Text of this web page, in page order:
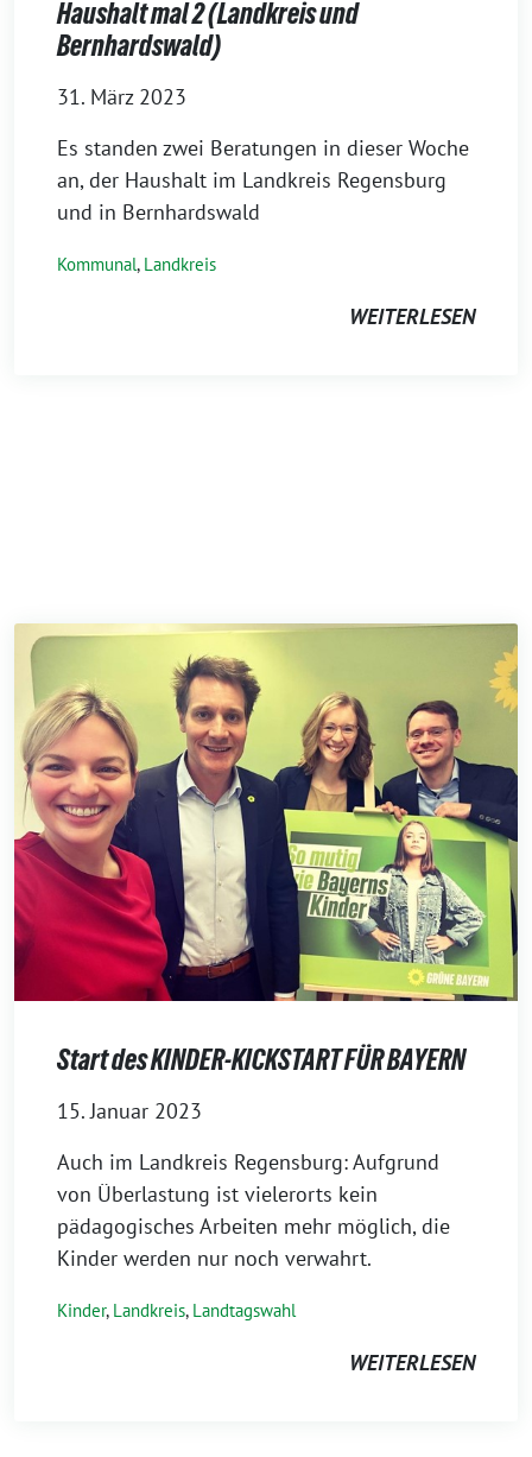
Haushalt mal 2 (Landkreis und
Bernhardswald)
31. März 2023
Es standen zwei Beratungen in dieser Woche
an, der Haushalt im Landkreis Regensburg
und in Bernhardswald
Kommunal, Landkreis
WEITERLESEN
Start des KINDER-KICKSTART FÜR BAYERN
15. Januar 2023
Auch im Landkreis Regensburg: Aufgrund
von Überlastung ist vielerorts kein
pädagogisches Arbeiten mehr möglich, die
Kinder werden nur noch verwahrt.
Kinder, Landkreis, Landtagswahl
WEITERLESEN